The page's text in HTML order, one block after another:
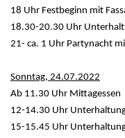
18 Uhr Festbeginn mit
18.30-20.30 Uhr
21- ca. 1 Uhr Partynacht
Sonntag, 24.07.2022
Ab 11.30 Uhr Mittagessen
12-14.30 Uhr
15-15.45 Uhr